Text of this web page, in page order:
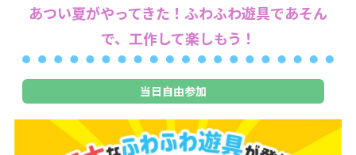
あつい夏がやってきた！ふわふわ遊具であそん
で、工作して楽しもう！
当日自由参加